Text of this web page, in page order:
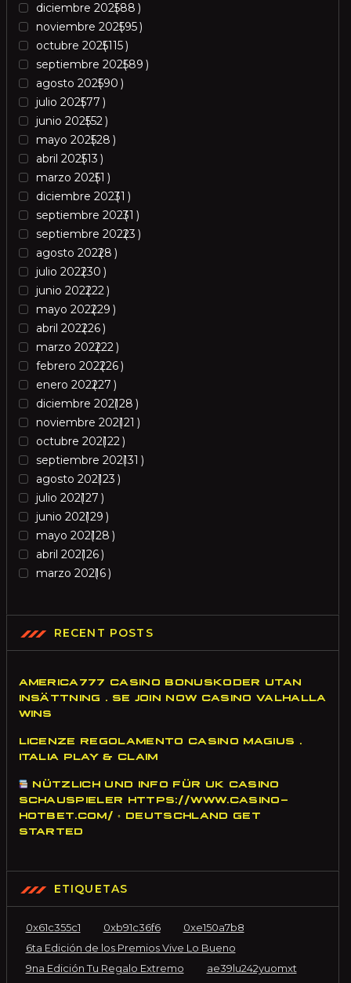
diciembre 202588
noviembre 202595
octubre 2025115
septiembre 202589
agosto 202590
julio 202577
junio 202552
mayo 202528
abril 202513
marzo 20251
diciembre 20231
septiembre 20231
septiembre 20223
agosto 20228
julio 202230
junio 202222
mayo 202229
abril 202226
marzo 202222
febrero 202226
enero 202227
diciembre 202128
noviembre 202121
octubre 202122
septiembre 202131
agosto 202123
julio 202127
junio 202129
mayo 202128
abril 202126
marzo 20216
RECENT POSTS
AMERICA777 CASINO BONUSKODER UTAN
INSÄTTNING . SE JOIN NOW CASINO VALHALLA
WINS
LICENZE REGOLAMENTO CASINO MAGIUS .
ITALIA PLAY & CLAIM
NÜTZLICH UND INFO FÜR UK CASINO
SCHAUSPIELER HTTPS://WWW.CASINO-
HOTBET.COM/ ◦ DEUTSCHLAND GET
STARTED
ETIQUETAS
0x61c355c1 0xb91c36f6
0xe150a7b8
6ta Edición de los Premios Vive Lo Bueno
9na Edición Tu Regalo Extremo
ae39lu242yuomxt